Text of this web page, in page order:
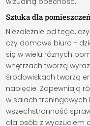
Sztuka dla
Niezależnie od tego,
czy domowe biuro -
się w wielu różnych
wnętrzach tworzą
środowiskach tworzą
napięcie. Zapewniają
w salach treningowych
wszechstronność
dla osób z wyczuciem